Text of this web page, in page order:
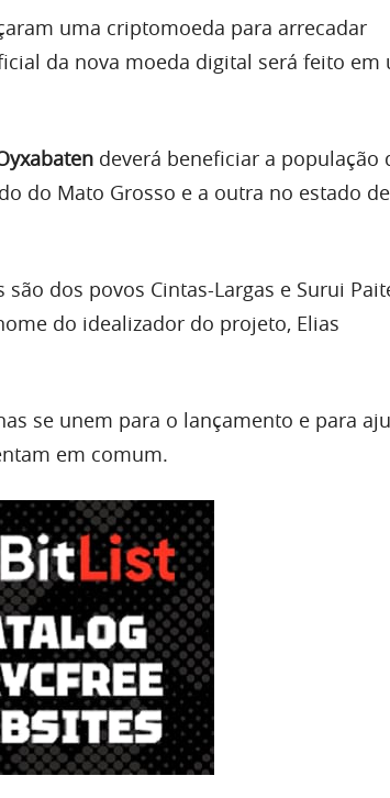
uma criptomoeda para arrecadar
da nova moeda digital será feito em
deverá beneficiar a população
do Mato Grosso e a outra no estado de
dos povos Cintas-Largas e Surui
do idealizador do projeto, Elias
se unem para o lançamento e para
em comum.